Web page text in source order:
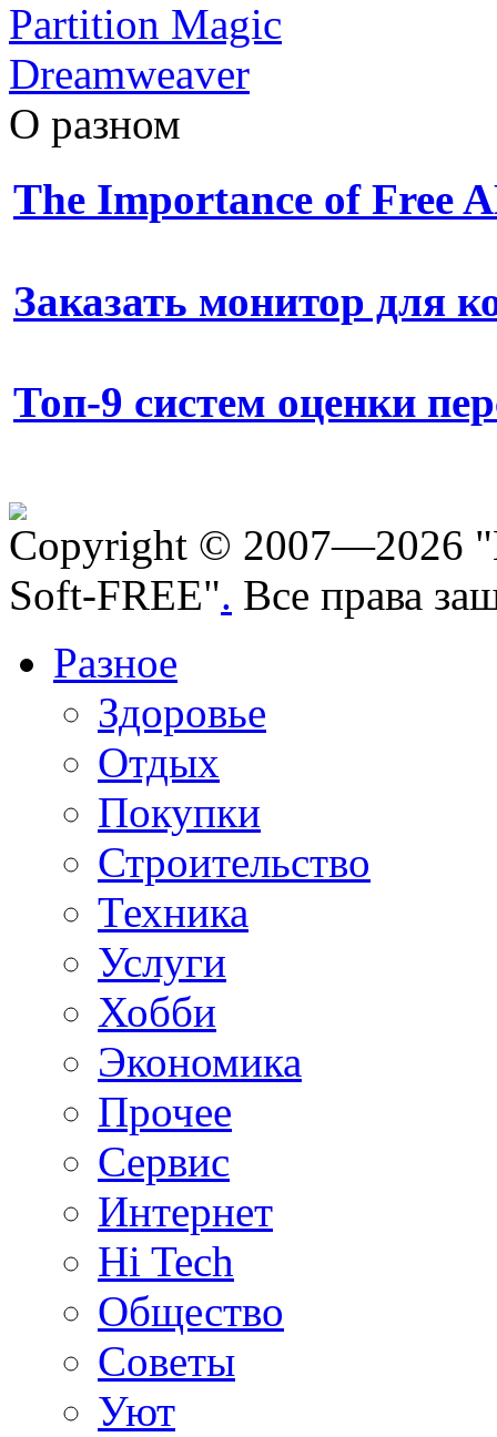
Partition Magic
Dreamweaver
О разном
The Importance of Free
Заказать монитор для
Топ-9 систем оценки
Copyright © 2007—2026
Soft-FREE". Все права
Разное
Здоровье
Отдых
Покупки
Строительство
Техника
Услуги
Хобби
Экономика
Прочее
Сервис
Интернет
Hi Tech
Общество
Советы
Уют